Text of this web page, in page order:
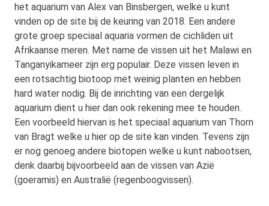
het aquarium van Alex van Binsbergen, welke u kunt
vinden op de site bij de keuring van 2018. Een andere
grote groep speciaal aquaria vormen de cichliden uit
Afrikaanse meren. Met name de vissen uit het Malawi en
Tanganyikameer zijn erg populair. Deze vissen leven in
een rotsachtig biotoop met weinig planten en hebben
hard water nodig. Bij de inrichting van een dergelijk
aquarium dient u hier dan ook rekening mee te houden.
Een voorbeeld hiervan is het speciaal aquarium van Thorn
van Bragt welke u hier op de site kan vinden. Tevens zijn
er nog genoeg andere biotopen welke u kunt nabootsen,
denk daarbij bijvoorbeeld aan de vissen van Azië
(goeramis) en Australië (regenboogvissen).